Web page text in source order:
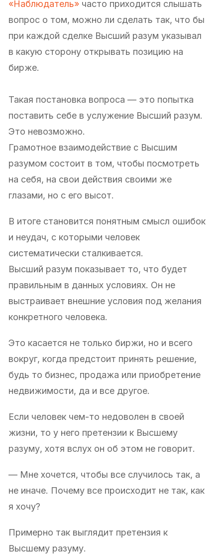
«Наблюдатель» часто приходится слышать
вопрос о том, можно ли сделать так, что бы
при каждой сделке Высший разум указывал
в какую сторону открывать позицию на
бирже.
Такая постановка вопроса — это попытка
поставить себе в услужение Высший разум.
Это невозможно.
Грамотное взаимодействие с Высшим
разумом состоит в том, чтобы посмотреть
на себя, на свои действия своими же
глазами, но с его высот.
В итоге становится понятным смысл ошибок
и неудач, с которыми человек
систематически сталкивается.
Высший разум показывает то, что будет
правильным в данных условиях. Он не
выстраивает внешние условия под желания
конкретного человека.
Это касается не только биржи, но и всего
вокруг, когда предстоит принять решение,
будь то бизнес, продажа или приобретение
недвижимости, да и все другое.
Если человек чем-то недоволен в своей
жизни, то у него претензии к Высшему
разуму, хотя вслух он об этом не говорит.
— Мне хочется, чтобы все случилось так, а
не иначе. Почему все происходит не так, как
я хочу?
Примерно так выглядит претензия к
Высшему разуму.